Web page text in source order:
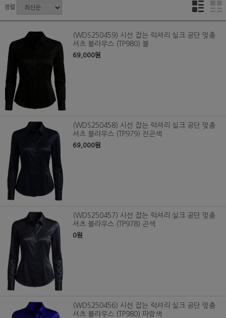
정렬
(WDS250459) 시선 잡는 럭셔리 실크 공단 맞춤
셔츠 블라우스 (TP980) 블
69,000원
(WDS250458) 시선 잡는 럭셔리 실크 공단 맞춤
셔츠 블라우스 (TP979) 진곤색
69,000원
(WDS250457) 시선 잡는 럭셔리 실크 공단 맞춤
셔츠 블라우스 (TP978) 곤색
0원
(WDS250456) 시선 잡는 럭셔리 실크 공단 맞춤
셔츠 블라우스 (TP980) 파랑색